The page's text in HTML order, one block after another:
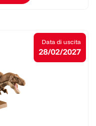
Data di uscita
28/02/2027